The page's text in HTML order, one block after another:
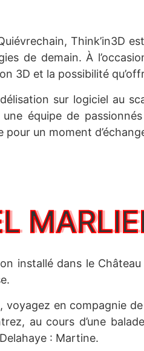
Think’in3D
de demain. À
3D et la possibilité
sur logiciel au
équipe de
pour un moment
installé dans le
voyagez en compagnie
au cours d’une
: Martine.